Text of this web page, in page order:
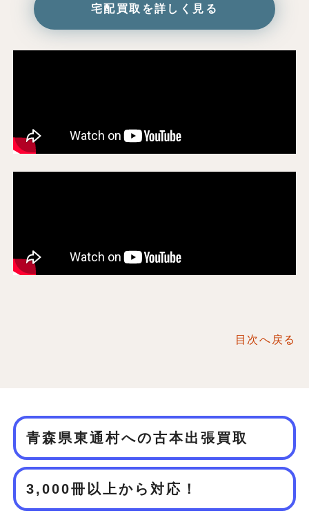
宅配買取を詳しく見る
目次へ戻る
青森県東通村への古本出張買取
3,000冊以上から対応！